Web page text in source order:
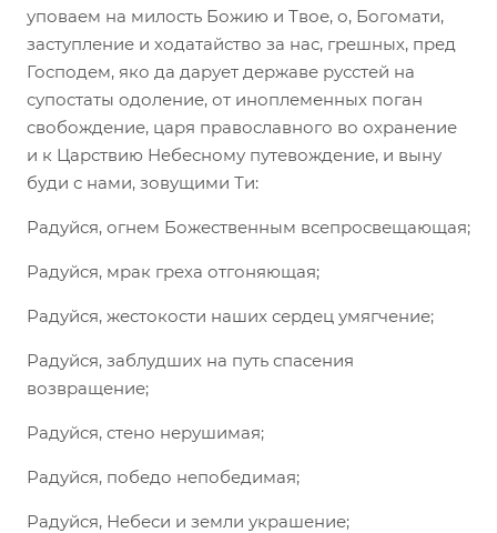
уповаем на милость Божию и Твое, о, Богомати,
заступление и ходатайство за нас, грешных, пред
Господем, яко да дарует державе русстей на
супостаты одоление, от иноплеменных поган
свобождение, царя православного во охранение
и к Царствию Небесному путевождение, и выну
буди с нами, зовущими Ти:
Радуйся, огнем Божественным всепросвещающая;
Радуйся, мрак греха отгоняющая;
Радуйся, жестокости наших сердец умягчение;
Радуйся, заблудших на путь спасения
возвращение;
Радуйся, стено нерушимая;
Радуйся, победо непобедимая;
Радуйся, Небеси и земли украшение;